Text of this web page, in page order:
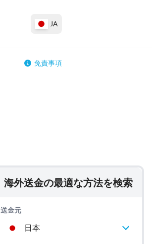
JA
免責事項
海外送金の最適な方法を検索
送金元
日本